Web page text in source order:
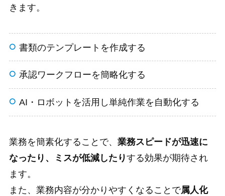
きます。
書類のテンプレートを作成する
承認ワークフローを簡略化する
AI・ロボットを活用し単純作業を自動化する
業務を簡素化することで、 業務スピードが迅速に
なったり、ミスが低減したりする効果が期待され
ます。
また、業務内容が分かりやすくなることで属人化